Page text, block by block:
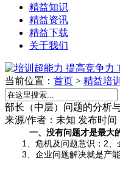
精益知识
精益资讯
精益下载
关于我们
当前位置： 首页 > 精益培训
部长（中层）问题的分析
来源/作者： 未知 发布时间
一、没有问题才是最大
1、危机及问题意识；2、
3、企业问题解决就是产